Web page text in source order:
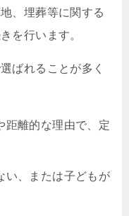
、埋葬等に関する
を行います。
ばれることが多く
距離的な理由で、定
い、または子どもが